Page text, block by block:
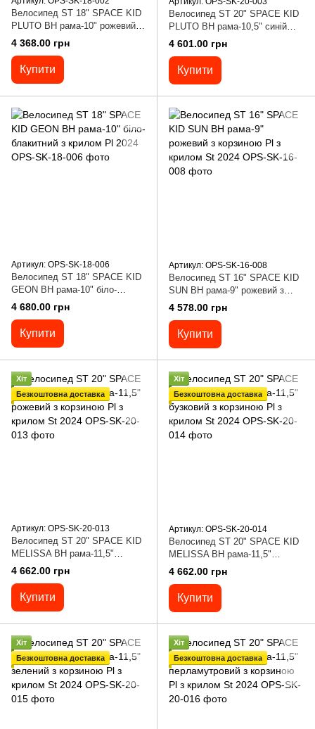
Велосипед ST 18" SPACE KID
PLUTO BH рама-10" рожевий
2024
4 368.00 грн
Купити
Велосипед ST 20" SPACE KID
PLUTO BH рама-10,5" синій
2024
4 601.00 грн
Купити
Артикул: OPS-SK-18-006
Велосипед ST 18" SPACE KID
GEON BH рама-10" біло-
блакитний з крилом Pl 2024
4 680.00 грн
Купити
Артикул: OPS-SK-16-008
Велосипед ST 16" SPACE KID
SUN BH рама-9" рожевий з
корзиною Pl з крилом St 2024
4 578.00 грн
Купити
Хіт
Безкоштовна доставка
Артикул: OPS-SK-20-013
Велосипед ST 20" SPACE KID
MELISSA BH рама-11,5"
рожевий з корзиною Pl з
крилом St 2024
4 662.00 грн
Купити
Хіт
Безкоштовна доставка
Артикул: OPS-SK-20-014
Велосипед ST 20" SPACE KID
MELISSA BH рама-11,5"
бузковий з корзиною Pl з
крилом St 2024
4 662.00 грн
Купити
Хіт
Безкоштовна доставка
Хіт
Безкоштовна доставка